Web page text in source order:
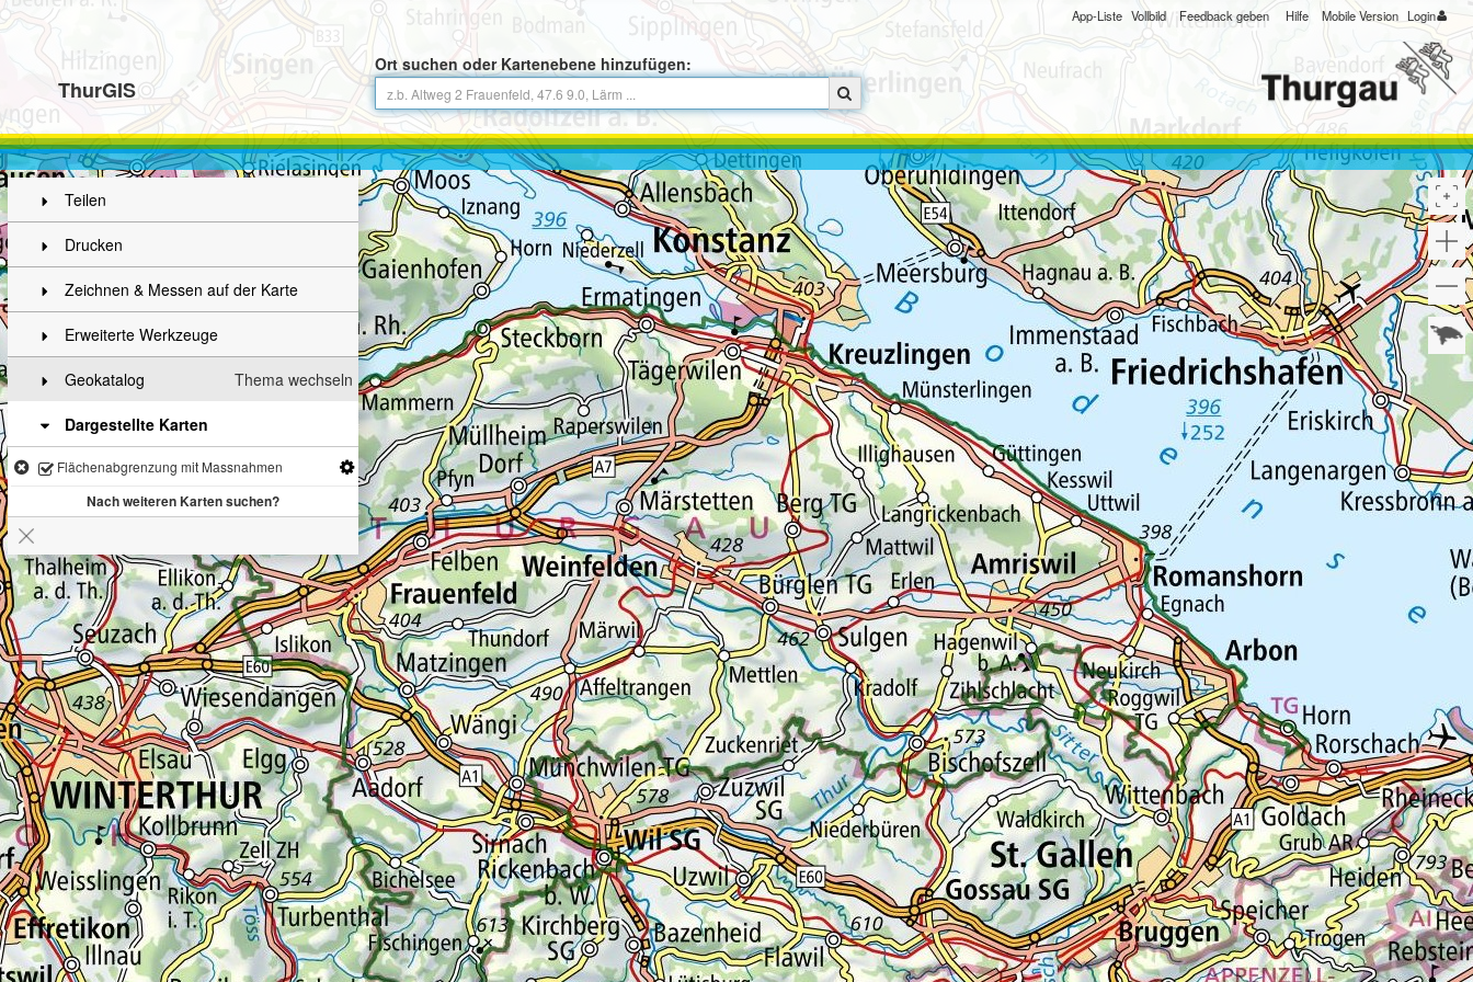
ThurGIS
Ort suchen oder Kartenebene hinzufügen:
App-Liste Vollbild Feedback geben Hilfe Mobile Version Login
Teilen
Drucken
Zeichnen & Messen auf der Karte
Erweiterte Werkzeuge
Thema wechseln
Geokatalog
Dargestellte Karten
Flächenabgrenzung mit Massnahmen
Nach weiteren Karten suchen?